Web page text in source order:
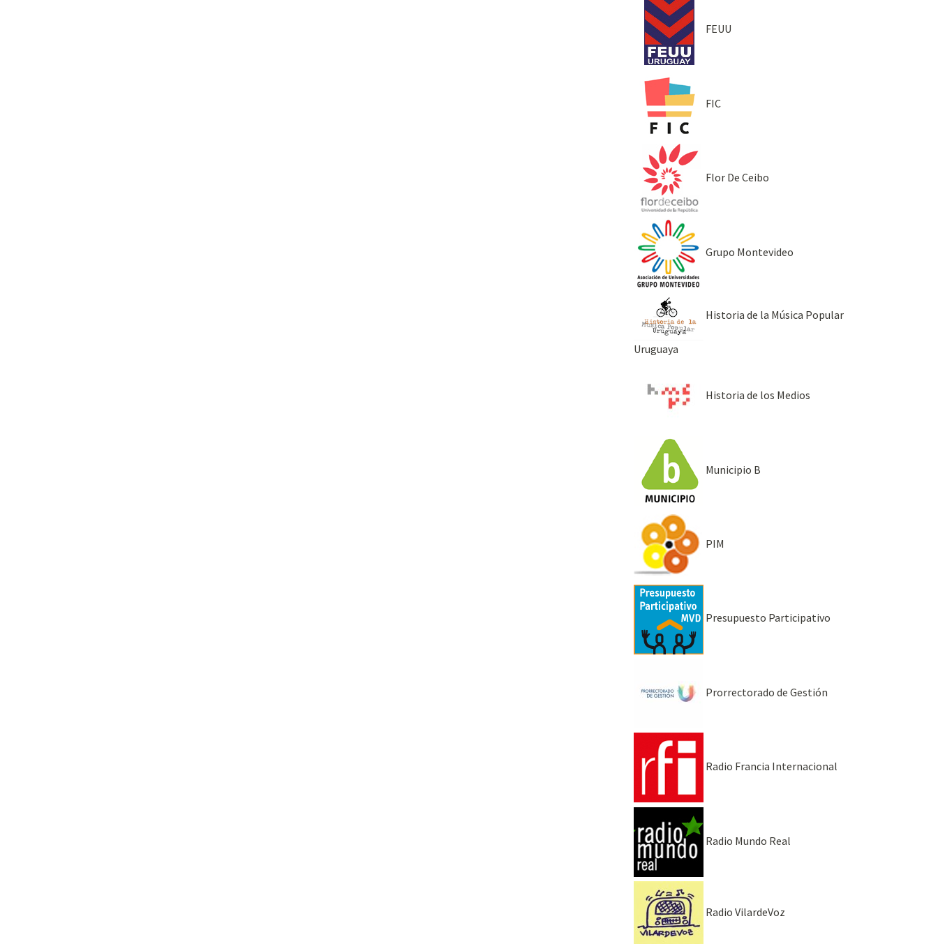
FEUU
FIC
Flor De Ceibo
Grupo Montevideo
Historia de la Música Popular
Uruguaya
Historia de los Medios
Municipio B
PIM
Presupuesto Participativo
Prorrectorado de Gestión
Radio Francia Internacional
Radio Mundo Real
Radio VilardeVoz